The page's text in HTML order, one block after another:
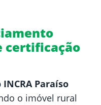
certificação
Paraíso
o imóvel rural